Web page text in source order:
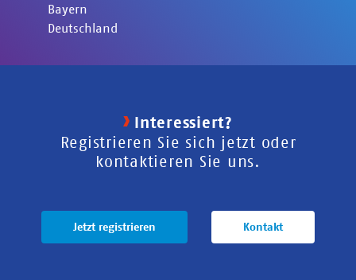
Bayern
Deutschland
Interessiert?
Registrieren Sie sich jetzt oder
kontaktieren Sie uns.
Jetzt registrieren Kontakt